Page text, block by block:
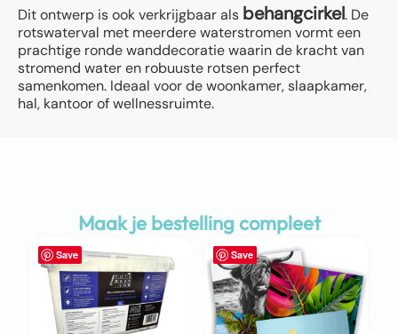
Dit ontwerp is ook verkrijgbaar als behangcirkel. De
rotswaterval met meerdere waterstromen vormt een
prachtige ronde wanddecoratie waarin de kracht van
stromend water en robuuste rotsen perfect
samenkomen. Ideaal voor de woonkamer, slaapkamer,
hal, kantoor of wellnessruimte.
Maak je bestelling compleet
Save Save